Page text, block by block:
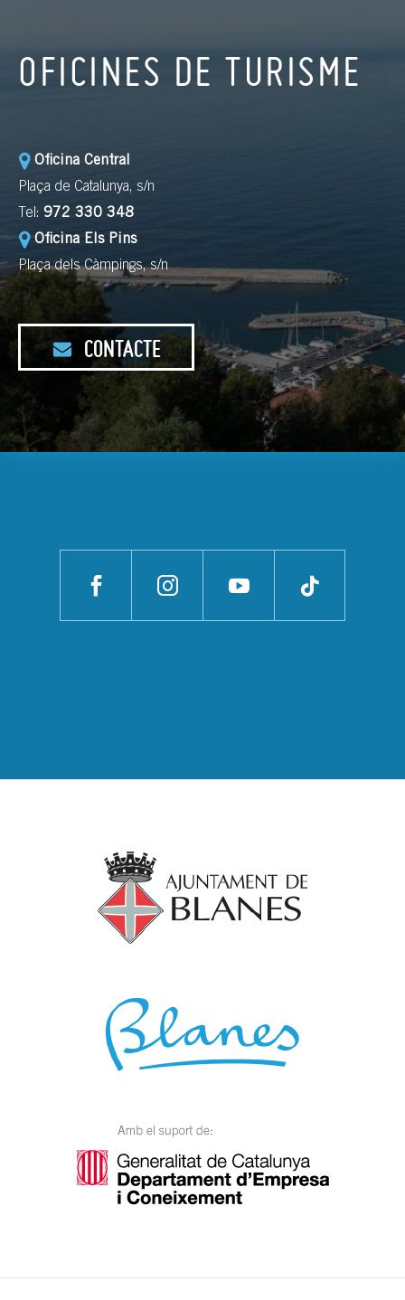
OFICINES DE TURISME
Oficina Central
Plaça de Catalunya, s/n
Tel: 972 330 348
Oficina Els Pins
Plaça dels Càmpings, s/n
CONTACTE